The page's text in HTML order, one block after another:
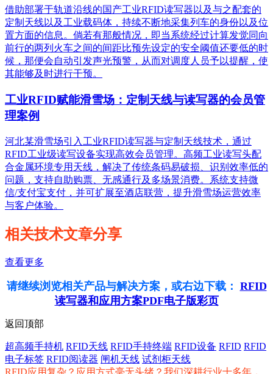
借助部署于轨道沿线的国产工业RFID读写器以及与之配套的
定制天线以及工业载码体，持续不断地采集列车的身份以及位
置方面的信息。倘若有那般情况，即当系统经过计算发觉同向
前行的两列火车之间的间距比预先设定的安全阈值还要低的时
候，那便会自动引发声光预警，从而对调度人员予以提醒，使
其能够及时进行干预。
工业RFID赋能滑雪场：定制天线与读写器的会员管
理案例
河北某滑雪场引入工业RFID读写器与定制天线技术，通过
RFID工业级读写设备实现高效会员管理。高频工业读写头配
合金属环境专用天线，解决了传统条码易破损、识别效率低的
问题，支持自助购票、无感通行及多场景消费。系统支持微
信/支付宝支付，并可扩展至酒店联营，提升滑雪场运营效率
与客户体验。
相关技术文章分享
查看更多
请继续浏览相关产品与解决方案，或右边下载： RFID
读写器和应用方案PDF电子版彩页
返回顶部
超高频手持机 RFID天线 RFID手持终端 RFID设备 RFID RFID
电子标签 RFID阅读器 闸机天线 试剂柜天线
RFID应用复杂？应用方式毫无头绪？我们深耕行业十多年，